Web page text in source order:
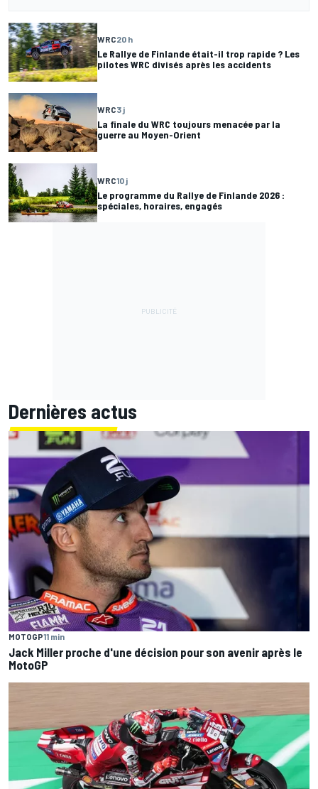
WRC20 h
Le Rallye de Finlande était-il trop rapide ? Les
pilotes WRC divisés après les accidents
WRC3 j
La finale du WRC toujours menacée par la
guerre au Moyen-Orient
WRC10 j
Le programme du Rallye de Finlande 2026 :
spéciales, horaires, engagés
Dernières actus
MOTOGP11 min
Jack Miller proche d'une décision pour son avenir après le
MotoGP